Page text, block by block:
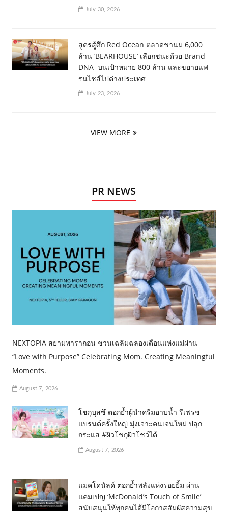
July 30, 2026
สูตรสู้ศึก Red Ocean ตลาดชานม 6,000
ล้าน ‘BEARHOUSE’ เลือกชนะด้วย Brand
DNA บนเป้าหมาย 800 ล้าน และขยายแฟ
รนไชส์ไปต่างประเทศ
July 23, 2026
VIEW MORE
PR NEWS
NEXTOPIA สยามพารากอน ชวนเฉลิมฉลองเดือนแห่งแม่ผ่าน
“Love with Purpose” Celebrating Mom. Creating Meaningful
Moments.
August 7, 2026
โชกุบุสซึ ตอกย้ำผู้นำครีมอาบน้ำ รีเฟรช
แบรนด์ครั้งใหญ่ มุ่งเจาะคนเจนใหม่ ปลุก
กระแส #ผิวโชกุผิวโชว์ได้
August 7, 2026
แมคโดนัลด์ ตอกย้ำพลังแห่งรอยยิ้ม ผ่าน
แคมเปญ ‘McDonald’s Touch of Smile’
สนับสนุนให้ทุกคนได้มีโอกาสสัมผัสความสุข